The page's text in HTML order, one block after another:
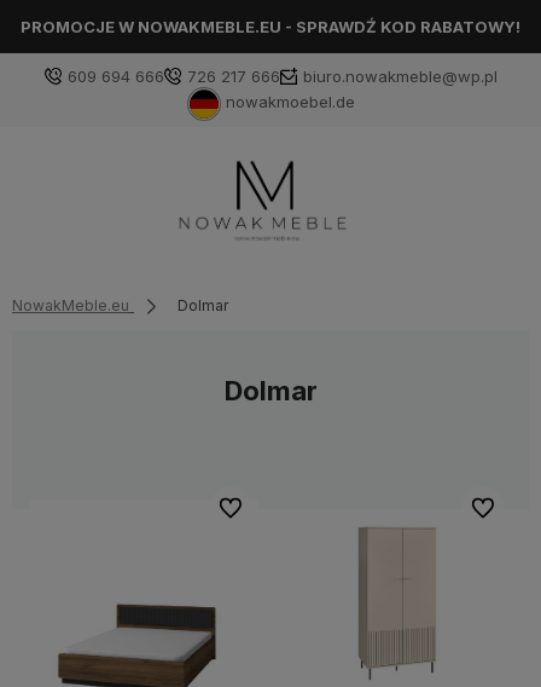
PROMOCJE W NOWAKMEBLE.EU - SPRAWDŹ KOD RABATOWY!
609 694 666 726 217 666
biuro.nowakmeble@wp.pl
nowakmoebel.de
NowakMeble.eu Dolmar
Dolmar
Do ulubionych Do